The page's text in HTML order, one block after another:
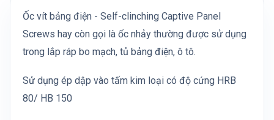
Ốc vít bảng điện - Self-clinching Captive Panel
Screws hay còn gọi là ốc nhảy thường được sử dụng
trong lắp ráp bo mạch, tủ bảng điện, ô tô.
Sử dụng ép dập vào tấm kim loại có độ cứng HRB
80/ HB 150